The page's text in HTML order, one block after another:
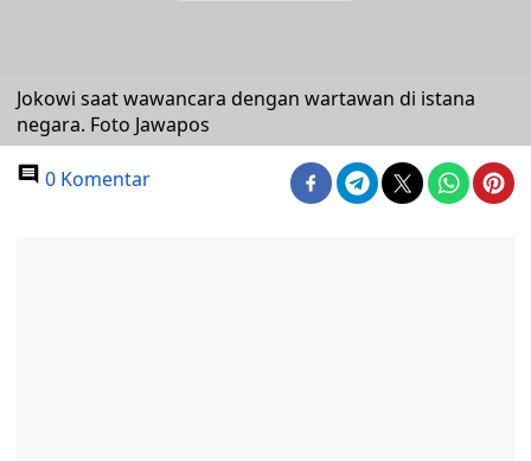
Jokowi saat wawancara dengan wartawan di istana
negara. Foto Jawapos
0 Komentar